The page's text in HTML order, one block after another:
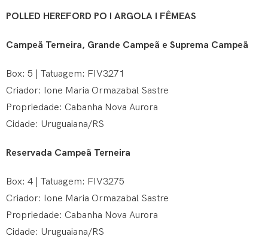
POLLED HEREFORD PO I ARGOLA I FÊMEAS
Campeã Terneira, Grande Campeã e Suprema Campeã
Box: 5 | Tatuagem: FIV3271
Criador: Ione Maria Ormazabal Sastre
Propriedade: Cabanha Nova Aurora
Cidade: Uruguaiana/RS
Reservada Campeã Terneira
Box: 4 | Tatuagem: FIV3275
Criador: Ione Maria Ormazabal Sastre
Propriedade: Cabanha Nova Aurora
Cidade: Uruguaiana/RS